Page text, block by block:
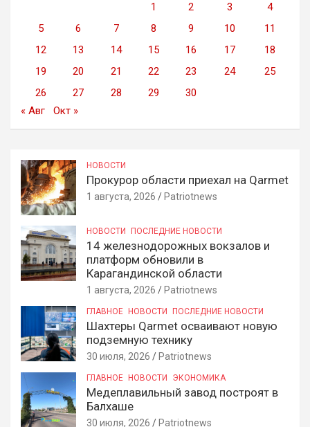
1 2 3
4
5
6 7 8 9 10
11
12
13 14 15 16 17
18
19
20 21 22 23 24
25
26
27 28 29
30
« Авг
Окт »
НОВОСТИ
Прокурор области приехал на Qarmet
1 августа, 2026 Patriotnews
НОВОСТИ ПОСЛЕДНИЕ НОВОСТИ
14 железнодорожных вокзалов и
платформ обновили в
Карагандинской области
1 августа, 2026 Patriotnews
ГЛАВНОЕ НОВОСТИ ПОСЛЕДНИЕ НОВОСТИ
Шахтеры Qarmet осваивают новую
подземную технику
30 июля, 2026 Patriotnews
ГЛАВНОЕ НОВОСТИ ЭКОНОМИКА
Медеплавильный завод построят в
Балхаше
30 июля, 2026 Patriotnews